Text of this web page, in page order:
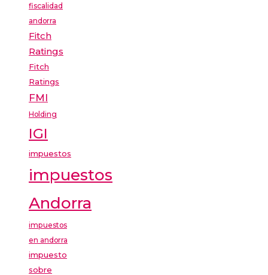
fiscalidad
andorra
Fitch
Ratings
Fitch
Ratings
FMI
Holding
IGI
impuestos
impuestos
Andorra
impuestos
en andorra
impuesto
sobre